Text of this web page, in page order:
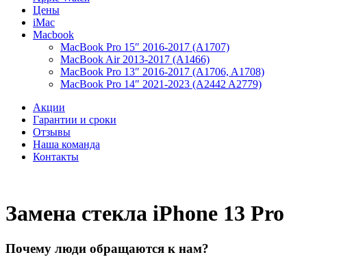
Цены
iMac
Macbook
MacBook Pro 15″ 2016-2017 (A1707)
MacBook Air 2013-2017 (A1466)
MacBook Pro 13″ 2016-2017 (A1706, A1708)
MacBook Pro 14″ 2021-2023 (A2442 A2779)
Акции
Гарантии и сроки
Отзывы
Наша команда
Контакты
Замена стекла iPhone 13 Pro
Почему люди обращаются к нам?